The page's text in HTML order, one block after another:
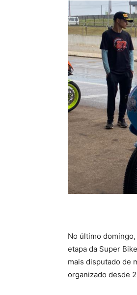
No último
etapa da Super
mais disputado de
organizado desde